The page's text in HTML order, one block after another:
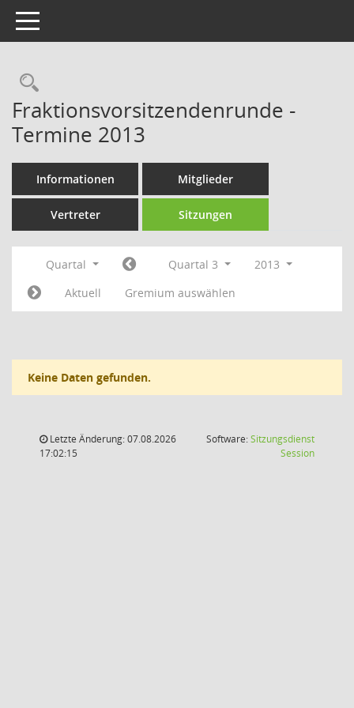
Toggle navigation
Rechercheauswahl
Fraktionsvorsitzendenrunde -
Termine 2013
Informationen Mitglieder
Vertreter Sitzungen
Quartal Quartal 3
2013
Aktuell
Gremium auswählen
Keine Daten gefunden.
Letzte Änderung: 07.08.2026
17:02:15
Software:Sitzungsdienst
Session(Wird in